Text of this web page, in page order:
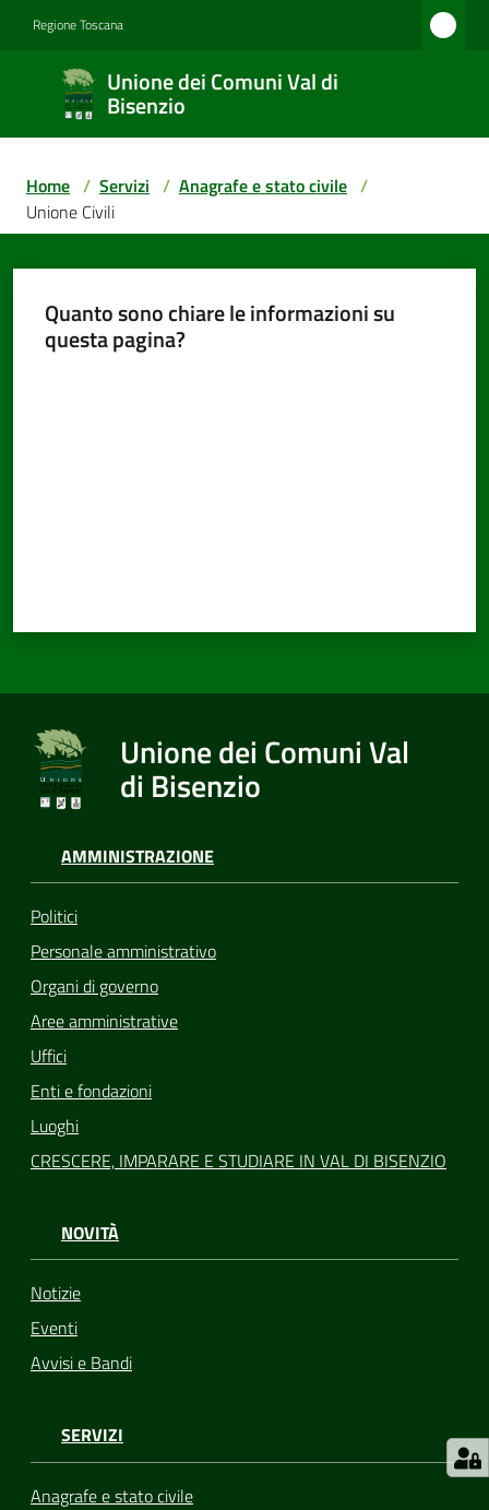
Regione Toscana
Unione dei Comuni Val di
Bisenzio
Unione
dei
Comuni
Val di
Bisenzio
Amministrazione
Seguici
su
Home / Servizi / Anagrafe e stato civile /
Unione Civili
Quanto sono chiare le informazioni su
questa pagina?
Unione dei Comuni Val
di Bisenzio
AMMINISTRAZIONE
Politici
Personale amministrativo
Organi di governo
Aree amministrative
Uffici
Enti e fondazioni
Luoghi
CRESCERE, IMPARARE E STUDIARE IN VAL DI BISENZIO
NOVITÀ
Notizie
Eventi
Avvisi e Bandi
SERVIZI
Anagrafe e stato civile